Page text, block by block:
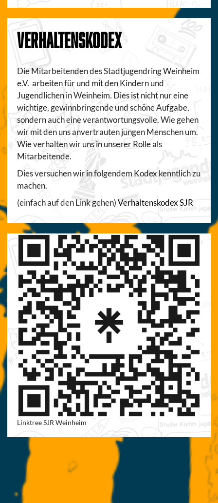
VERHALTENSKODEX
Die Mitarbeitenden des Stadtjugendring Weinheim
e.V. arbeiten für und mit den Kindern und
Jugendlichen in Weinheim. Dies ist nicht nur eine
wichtige, gewinnbringende und schöne Aufgabe,
sondern auch eine verantwortungsvolle. Wie gehen
wir mit den uns anvertrauten jungen Menschen um.
Wie verhalten wir uns in unserer Rolle als
Mitarbeitende.
Dies versuchen wir in folgendem Kodex kenntlich zu
machen.
(einfach auf den Link gehen)Verhaltenskodex SJR
Linktree SJR Weinheim